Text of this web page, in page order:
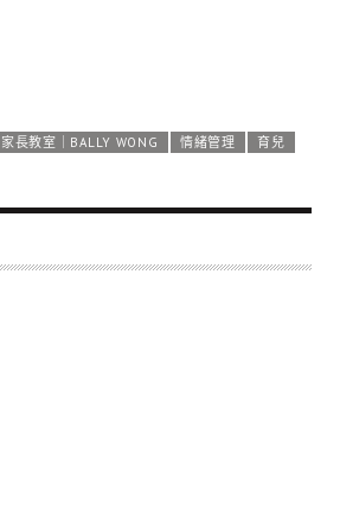
家長教室｜BALLY WONG 情緒管理
育兒